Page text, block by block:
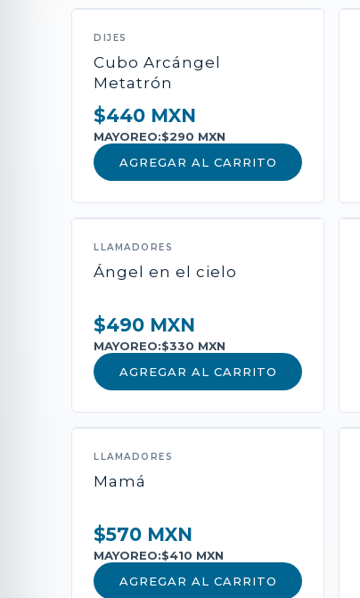
DIJES
Cubo Arcángel
Metatrón
$440 MXN
MAYOREO:$290 MXN
AGREGAR AL CARRITO
LLAMADORES
Ángel en el cielo
$490 MXN
MAYOREO:$330 MXN
AGREGAR AL CARRITO
LLAMADORES
Mamá
$570 MXN
MAYOREO:$410 MXN
AGREGAR AL CARRITO